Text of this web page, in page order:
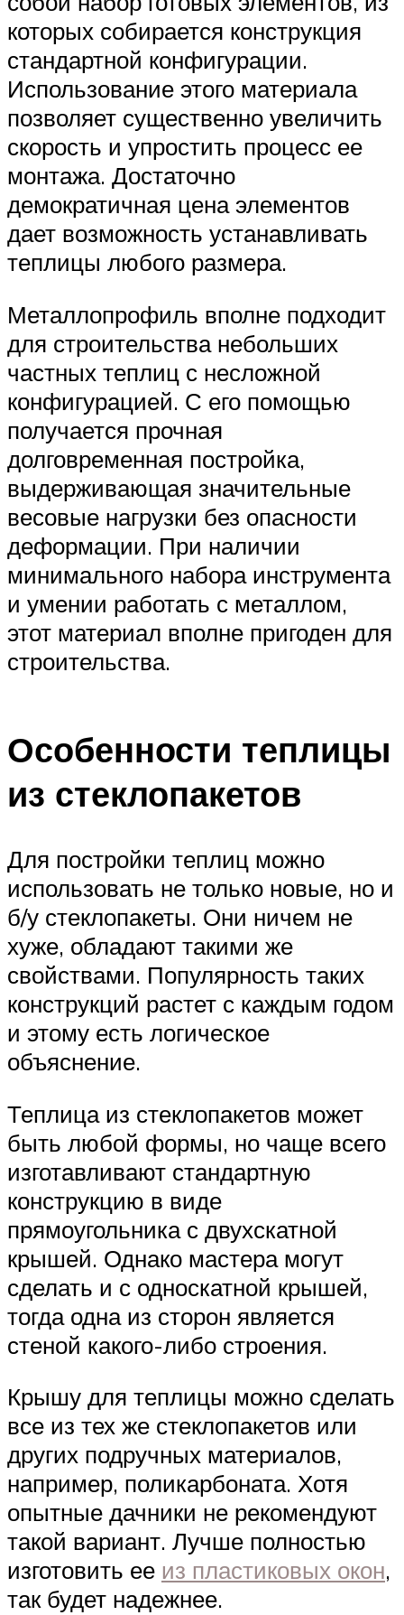
которых собирается конструкция
стандартной конфигурации.
Использование этого материала
позволяет существенно увеличить
скорость и упростить процесс ее
монтажа. Достаточно
демократичная цена элементов
дает возможность устанавливать
теплицы любого размера.
Металлопрофиль вполне подходит
для строительства небольших
частных теплиц с несложной
конфигурацией. С его помощью
получается прочная
долговременная постройка,
выдерживающая значительные
весовые нагрузки без опасности
деформации. При наличии
минимального набора инструмента
и умении работать с металлом,
этот материал вполне пригоден для
строительства.
Особенности теплицы
из стеклопакетов
Для постройки теплиц можно
использовать не только новые, но и
б/у стеклопакеты. Они ничем не
хуже, обладают такими же
свойствами. Популярность таких
конструкций растет с каждым годом
и этому есть логическое
объяснение.
Теплица из стеклопакетов может
быть любой формы, но чаще всего
изготавливают стандартную
конструкцию в виде
прямоугольника с двухскатной
крышей. Однако мастера могут
сделать и с односкатной крышей,
тогда одна из сторон является
стеной какого-либо строения.
Крышу для теплицы можно сделать
все из тех же стеклопакетов или
других подручных материалов,
например, поликарбоната. Хотя
опытные дачники не рекомендуют
такой вариант. Лучше полностью
изготовить ее из пластиковых окон,
так будет надежнее.